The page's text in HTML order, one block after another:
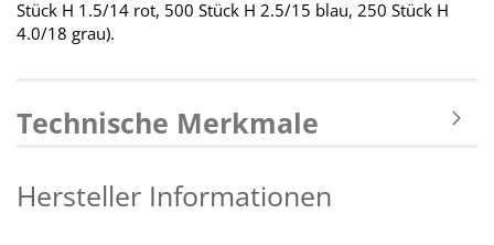
Stück H 1.5/14 rot, 500 Stück H 2.5/15 blau, 250 Stück H
4.0/18 grau).
Technische Merkmale
Hersteller Informationen